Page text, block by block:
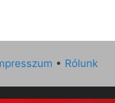
• Rólunk